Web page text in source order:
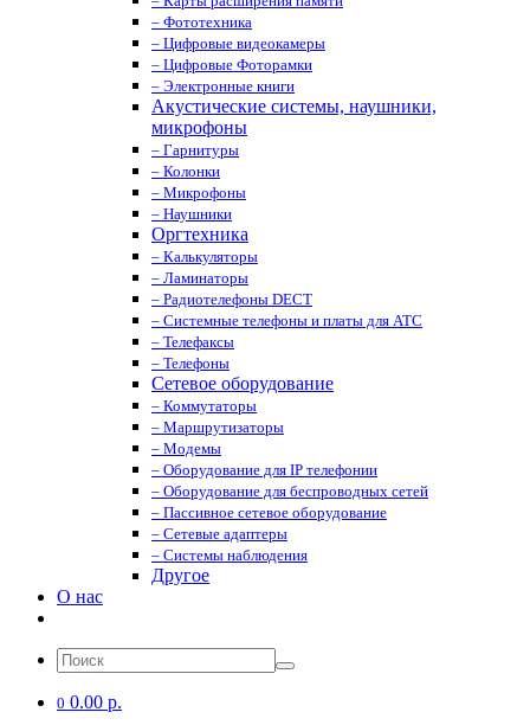
– Фототехника
– Цифровые видеокамеры
– Цифровые Фоторамки
– Электронные книги
Акустические системы, наушники,
микрофоны
– Гарнитуры
– Колонки
– Микрофоны
– Наушники
Оргтехника
– Калькуляторы
– Ламинаторы
– Радиотелефоны DECT
– Системные телефоны и платы для АТС
– Телефаксы
– Телефоны
Сетевое оборудование
– Коммутаторы
– Маршрутизаторы
– Модемы
– Оборудование для IP телефонии
– Оборудование для беспроводных сетей
– Пассивное сетевое оборудование
– Сетевые адаптеры
– Системы наблюдения
Другое
О нас
0 0.00 р.